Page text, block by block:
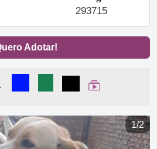
293715
Adotar!
Compartilhar no Facebook
Compartilhar no
Compartilhar
Ver Web Story
1/2